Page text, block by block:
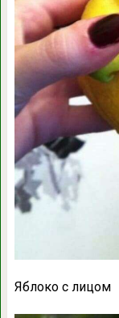
Яблоко с лицом